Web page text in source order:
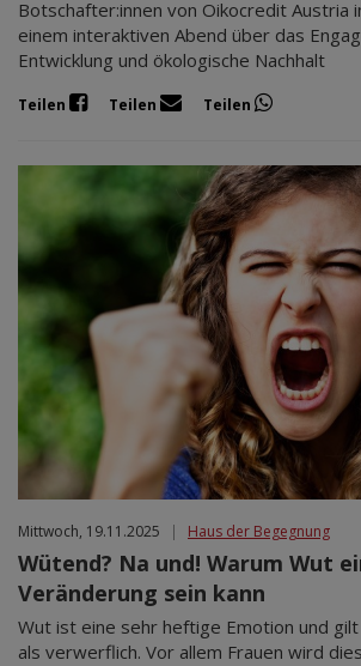
Botschafter:innen von Oikocredit Austria
einem interaktiven Abend über das
Entwicklung und ökologische Nachhalt
Teilen Teilen Teilen
Mittwoch, 19.11.2025 | Haus der Begegnung
Wütend? Na und! Warum Wut
Veränderung sein kann
Wut ist eine sehr heftige Emotion und
als verwerflich. Vor allem Frauen wird